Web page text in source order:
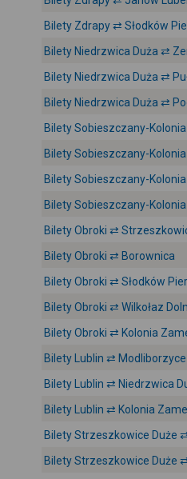
Bilety Zdrapy ⇄ Słodków
Bilety Niedrzwica Duża ⇄
Bilety Niedrzwica Duża ⇄
Bilety Niedrzwica Duża ⇄
Bilety Sobieszczany-
Bilety Sobieszczany-
Bilety Sobieszczany-
Bilety Sobieszczany-
Bilety Obroki ⇄
Bilety Obroki ⇄ Borownica
Bilety Obroki ⇄ Słodków
Bilety Obroki ⇄ Wilkołaz
Bilety Obroki ⇄ Kolonia
Bilety Lublin ⇄ Modliborzyce
Bilety Lublin ⇄ Niedrzwica
Bilety Lublin ⇄ Kolonia
Bilety Strzeszkowice Duże
Bilety Strzeszkowice Duże